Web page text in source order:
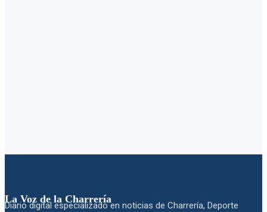
La Voz de la Charrería
Diario digital especializado en noticias de Charrería, Deporte